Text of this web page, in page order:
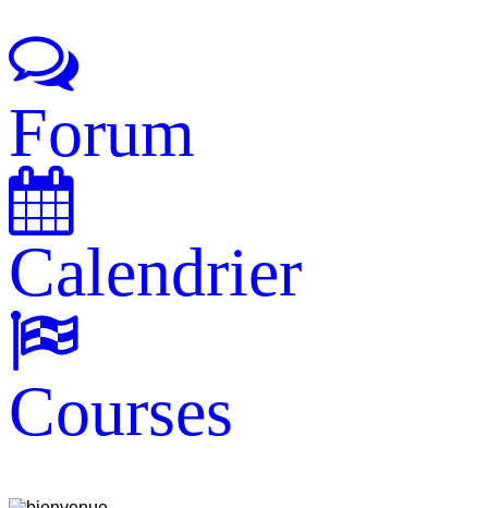
Forum
Calendrier
Courses